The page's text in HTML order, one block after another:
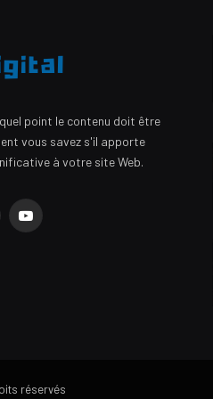
point le contenu doit être
vous savez s'il apporte
à votre site Web.
YouTube
réservés